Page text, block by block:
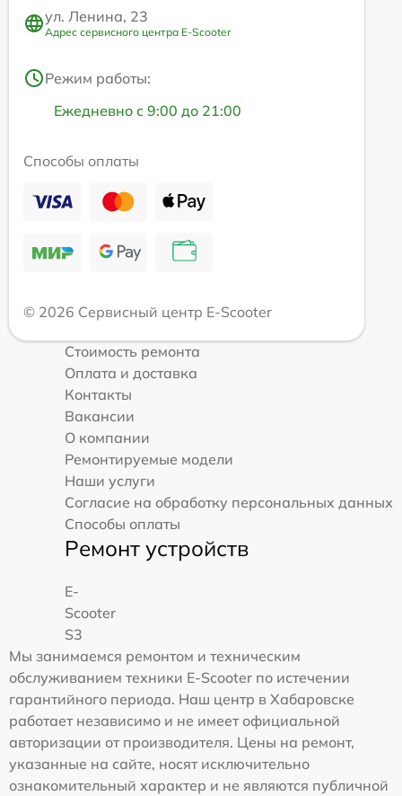
ул. Ленина, 23
Адрес сервисного центра E-Scooter
Режим работы:
Ежедневно с 9:00 до 21:00
Способы оплаты
© 2026 Сервисный центр E-Scooter
Стоимость ремонта
Оплата и доставка
Контакты
Вакансии
О компании
Ремонтируемые модели
Наши услуги
Согласие на обработку персональных данных
Способы оплаты
Ремонт устройств
E-
Scooter
S3
Мы занимаемся ремонтом и техническим
обслуживанием техники E-Scooter по истечении
гарантийного периода. Наш центр в Хабаровске
работает независимо и не имеет официальной
авторизации от производителя. Цены на ремонт,
указанные на сайте, носят исключительно
ознакомительный характер и не являются публичной